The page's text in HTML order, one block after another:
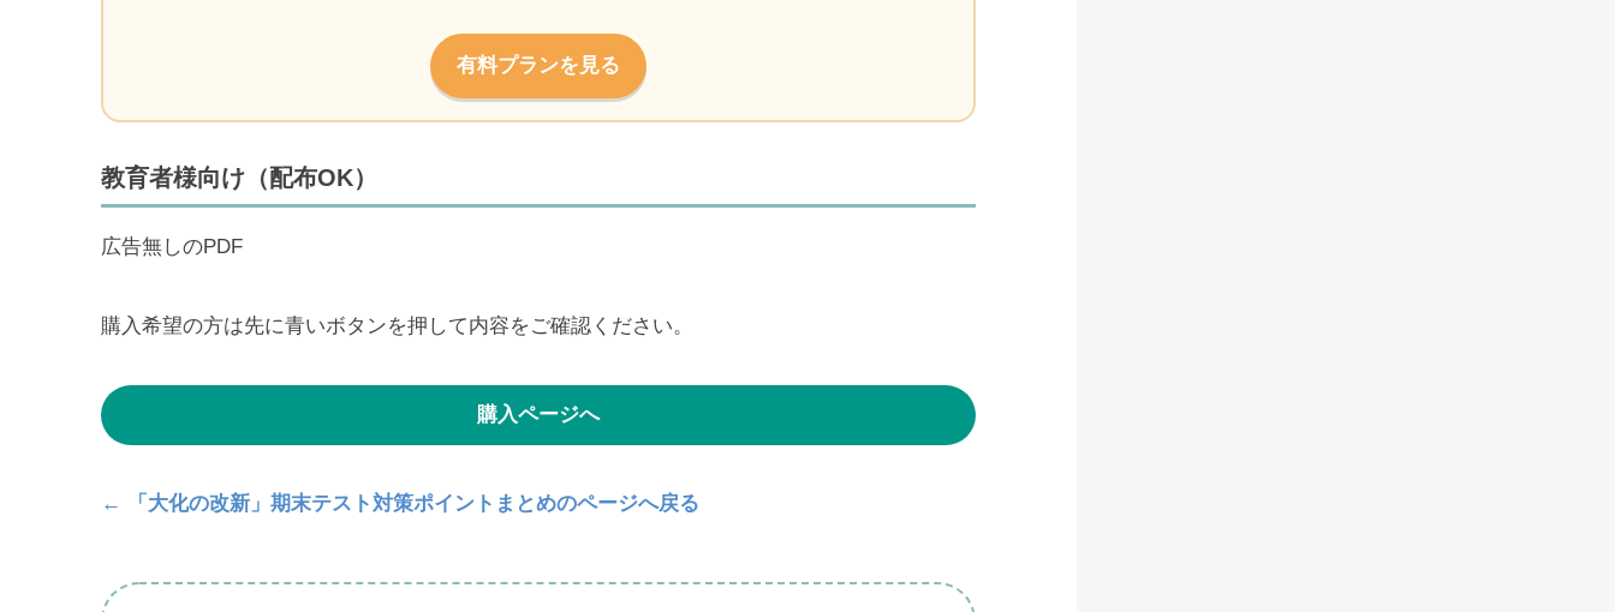
有料プランを見る
教育者様向け（配布OK）
広告無しのPDF
購入希望の方は先に青いボタンを押して内容をご確認ください。
購入ページへ
← 「大化の改新」期末テスト対策ポイントまとめのページへ戻る